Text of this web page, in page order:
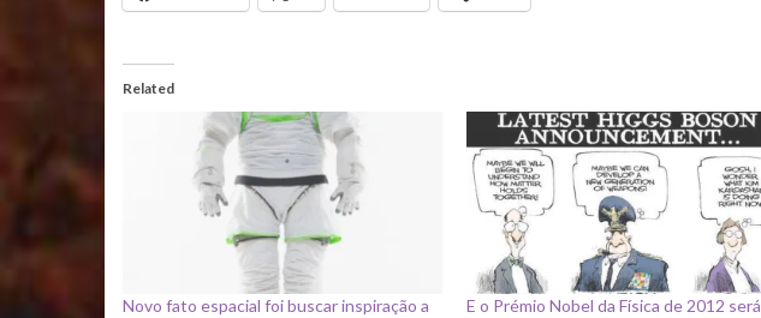
Related
Novo fato espacial foi buscar inspiração a
E o Prémio Nobel da Física de 2012 será